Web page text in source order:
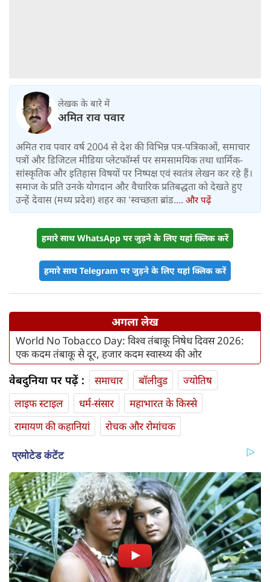
लेखक के बारे में
अमित राव पवार
अमित राव पवार वर्ष 2004 से देश की विभिन्न पत्र-पत्रिकाओं, समाचार
पत्रों और डिजिटल मीडिया प्लेटफॉर्म्स पर समसामयिक तथा धार्मिक-
सांस्कृतिक और इतिहास विषयों पर निष्पक्ष एवं स्वतंत्र लेखन कर रहे हैं।
समाज के प्रति उनके योगदान और वैचारिक प्रतिबद्धता को देखते हुए
उन्हें देवास (मध्य प्रदेश) शहर का 'स्वच्छता ब्रांड.... और पढ़ें
हमारे साथ WhatsApp पर जुड़ने के लिए यहां क्लिक करें
हमारे साथ Telegram पर जुड़ने के लिए यहां क्लिक करें
अगला लेख
World No Tobacco Day: विश्व तंबाकू निषेध दिवस 2026:
एक कदम तंबाकू से दूर, हजार कदम स्वास्थ्य की ओर
वेबदुनिया पर पढ़ें : समाचार बॉलीवुड
ज्योतिष
लाइफ स्‍टाइल
धर्म-संसार
महाभारत के किस्से
रामायण की कहानियां
रोचक और रोमांचक